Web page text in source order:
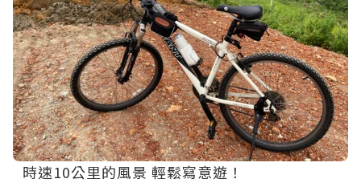
時速10公里的風景 輕鬆寫意遊！